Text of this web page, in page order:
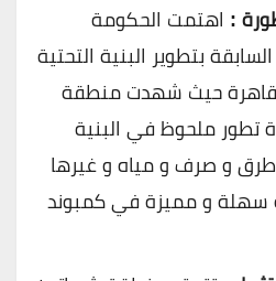
: اهتمت الحكومة
بتطوير البنية التحتية
حيث شهدت منطقة
تطور ملحوظ في البنية
و صرف و مياه و غيرها
سهلة و مميزة في كمبوند